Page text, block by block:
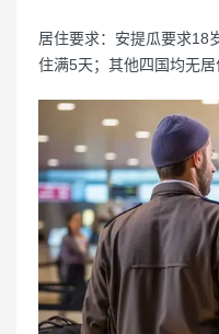
居住要求：安提瓜要求18
住满5天；其他四国均无居